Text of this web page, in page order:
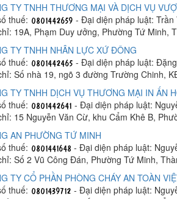
TY TNHH THƯƠNG MẠI VÀ DỊCH VỤ
thuế:
- Đại diện pháp luật: Trần
19A, Phạm Duy ưởng, Phường Tứ Minh,
TY TNHH NHÂN LỰC XỨ ĐÔNG
thuế:
- Đại diện pháp luật:
Số nhà 19, ngõ 3 đường Trường Chinh,
TY TNHH DỊCH VỤ THƯƠNG MẠI IN ẤN
thuế:
- Đại diện pháp luật:
15 Nguyễn Văn Cừ, khu Cẩm Khê B,
AN PHƯỜNG TỨ MINH
thuế:
- Đại diện pháp luật:
Số 2 Vũ Công Đán, Phường Tứ Minh,
TY CỔ PHẦN PHÒNG CHÁY AN TOÀN
thuế:
- Đại diện pháp luật: